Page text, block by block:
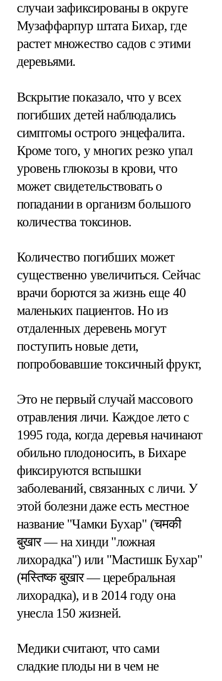
случаи зафиксированы в округе
Музаффарпур штата Бихар, где
растет множество садов с этими
деревьями.
Вскрытие показало, что у всех
погибших детей наблюдались
симптомы острого энцефалита.
Кроме того, у многих резко упал
уровень глюкозы в крови, что
может свидетельствовать о
попадании в организм большого
количества токсинов.
Количество погибших может
существенно увеличиться. Сейчас
врачи борются за жизнь еще 40
маленьких пациентов. Но из
отдаленных деревень могут
поступить новые дети,
попробовавшие токсичный фрукт,
Это не первый случай массового
отравления личи. Каждое лето с
1995 года, когда деревья начинают
обильно плодоносить, в Бихаре
фиксируются вспышки
заболеваний, связанных с личи. У
этой болезни даже есть местное
название "Чамки Бухар" (चमकी
बुखार — на хинди "ложная
лихорадка") или "Мастишк Бухар"
(मस्तिष्क बुखार — церебральная
лихорадка), и в 2014 году она
унесла 150 жизней.
Медики считают, что сами
сладкие плоды ни в чем не